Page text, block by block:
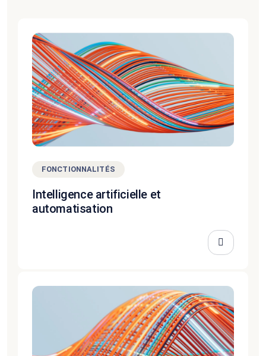
FONCTIONNALITÉS
Intelligence artificielle et
automatisation